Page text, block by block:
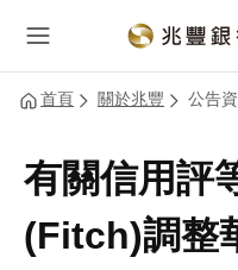
首頁 關於兆豐 公告
有關信用評
(Fitch)調整